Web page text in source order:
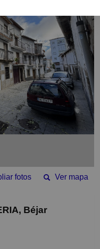
Ver mapa
fotos
Béjar